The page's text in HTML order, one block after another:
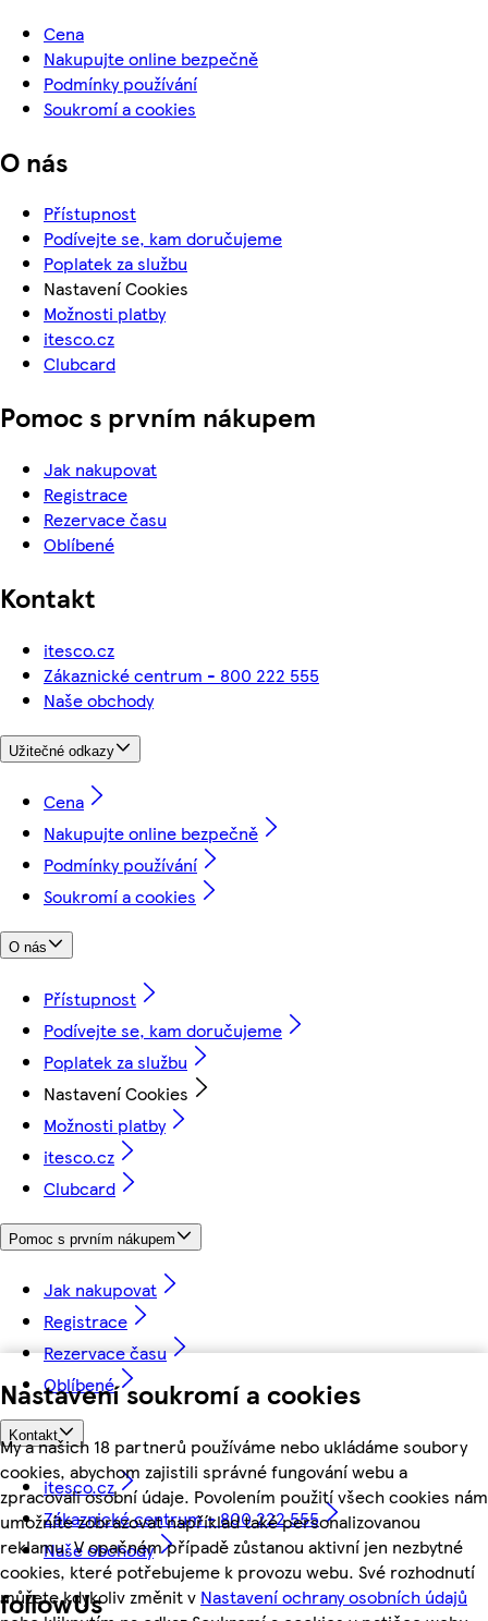
Nastavení soukromí a cookies
My a našich 18 partnerů používáme nebo ukládáme soubory
cookies, abychom zajistili správné fungování webu a
zpracovali osobní údaje. Povolením použití všech cookies nám
umožníte zobrazovat například také personalizovanou
reklamu. V opačném případě zůstanou aktivní jen nezbytné
cookies, které potřebujeme k provozu webu. Své rozhodnutí
můžete kdykoliv změnit v Nastavení ochrany osobních údajů
Cena
Nakupujte online bezpečně
Podmínky používání
Soukromí a cookies
O nás
Přístupnost
Podívejte se, kam doručujeme
Poplatek za službu
Nastavení Cookies
Možnosti platby
itesco.cz
Clubcard
Pomoc s prvním nákupem
Jak nakupovat
Registrace
Rezervace času
Oblíbené
Kontakt
itesco.cz
Zákaznické centrum - 800 222 555
Naše obchody
Užitečné odkazy
Cena
Nakupujte online bezpečně
Podmínky používání
Soukromí a cookies
O nás
Přístupnost
Podívejte se, kam doručujeme
Poplatek za službu
Nastavení Cookies
Možnosti platby
itesco.cz
Clubcard
Pomoc s prvním nákupem
Jak nakupovat
Registrace
Rezervace času
Oblíbené
Kontakt
itesco.cz
Zákaznické centrum - 800 222 555
Naše obchody
followUs